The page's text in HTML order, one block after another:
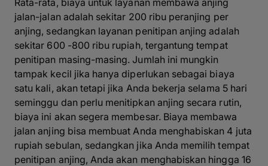
Rata-rata, biaya untuk layanan membawa anjing
jalan-jalan adalah sekitar 200 ribu peranjing per
anjing, sedangkan layanan penitipan anjing adalah
sekitar 600 -800 ribu rupiah, tergantung tempat
penitipan masing-masing. Jumlah ini mungkin
tampak kecil jika hanya diperlukan sebagai biaya
satu kali, akan tetapi jika Anda bekerja selama 5 hari
seminggu dan perlu menitipkan anjing secara rutin,
biaya ini akan segera membesar. Biaya membawa
jalan anjing bisa membuat Anda menghabiskan 4 juta
rupiah sebulan, sedangkan jika Anda memilih tempat
penitipan anjing, Anda akan menghabiskan hingga 16